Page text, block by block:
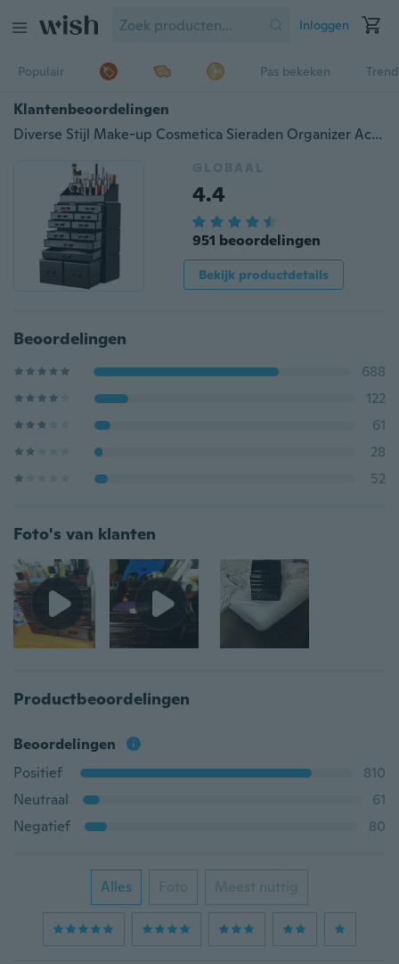
Inloggen
Populair Pas bekeken
Klantenbeoordelingen
Diverse Stijl Make-up Cosmetica Sieraden Organizer Acryl Display Box Storage w / Drawers
GLOBAAL
4.4
951 beoordelingen
Bekijk productdetails
Beoordelingen
688
122
61
28
52
Foto's van klanten
Productbeoordelingen
Beoordelingen
Positief
810
Neutraal
61
Negatief
80
Alles Foto Meest nuttig